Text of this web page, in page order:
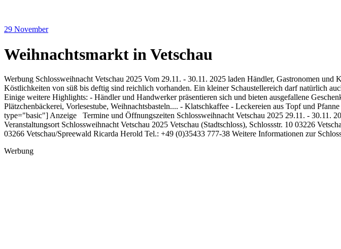
29 November
Weihnachtsmarkt in Vetschau
Werbung Schlossweihnacht Vetschau 2025 Vom 29.11. - 30.11. 2025 laden Händler, Gastronomen
Köstlichkeiten von süß bis deftig sind reichlich vorhanden. Ein kleiner Schaustellereich darf natürlich
Einige weitere Highlights: - Händler und Handwerker präsentieren sich und bieten ausgefallene
Plätzchenbäckerei, Vorlesestube, Weihnachtsbasteln.... - Klatschkaffee - Leckereien aus Topf und
type="basic"] Anzeige Termine und Öffnungszeiten Schlossweihnacht Vetschau 2025 29.11. - 30.11.
Veranstaltungsort Schlossweihnacht Vetschau 2025 Vetschau (Stadtschloss), Schlossstr. 10 03226
03266 Vetschau/Spreewald Ricarda Herold Tel.: +49 (0)35433 777-38 Weitere Informationen zur
Werbung